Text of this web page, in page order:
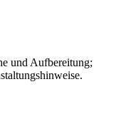
und Aufbereitung;